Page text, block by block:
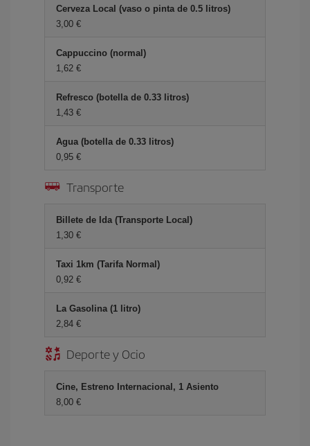
Cerveza Local (vaso o pinta de 0.5 litros)
3,00 €
Cappuccino (normal)
1,62 €
Refresco (botella de 0.33 litros)
1,43 €
Agua (botella de 0.33 litros)
0,95 €
Transporte
Billete de Ida (Transporte Local)
1,30 €
Taxi 1km (Tarifa Normal)
0,92 €
La Gasolina (1 litro)
2,84 €
Deporte y Ocio
Cine, Estreno Internacional, 1 Asiento
8,00 €